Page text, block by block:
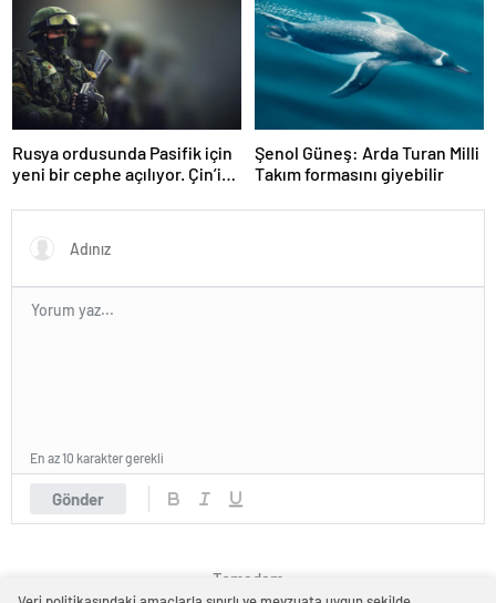
Rusya ordusunda Pasifik için
yeni bir cephe açılıyor. Çin’in
Şenol Güneş: Arda Turan Milli
Takım formasını giyebilir
Gönder
En az 10 karakter gerekli
Temadam